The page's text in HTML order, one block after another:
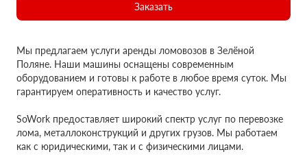
Заказать
Мы предлагаем услуги аренды ломовозов в Зелёной
Поляне. Наши машины оснащены современным
оборудованием и готовы к работе в любое время суток. Мы
гарантируем оперативность и качество услуг.
SoWork предоставляет широкий спектр услуг по перевозке
лома, металлоконструкций и других грузов. Мы работаем
как с юридическими, так и с физическими лицами.